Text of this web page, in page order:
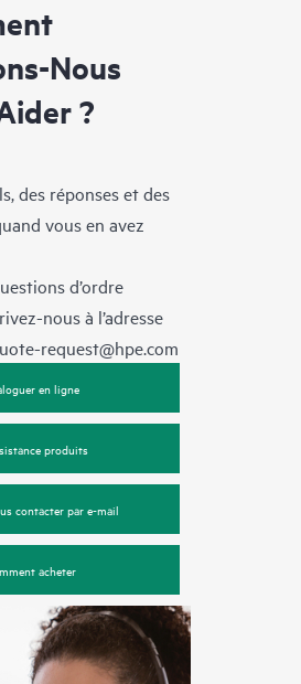
Nous
?
des réponses et des
vous en avez
d’ordre
nous à l’adresse
request@hpe.com
en ligne
produits
contacter par e-mail
acheter